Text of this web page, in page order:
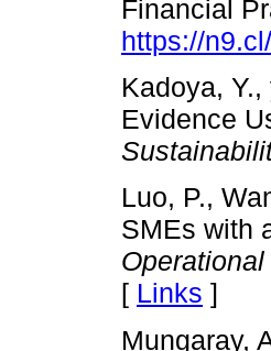
Financial
https://
Kadoya,
Evidence
Luo, P.,
SMEs with
[ Links ]
Mungaray,